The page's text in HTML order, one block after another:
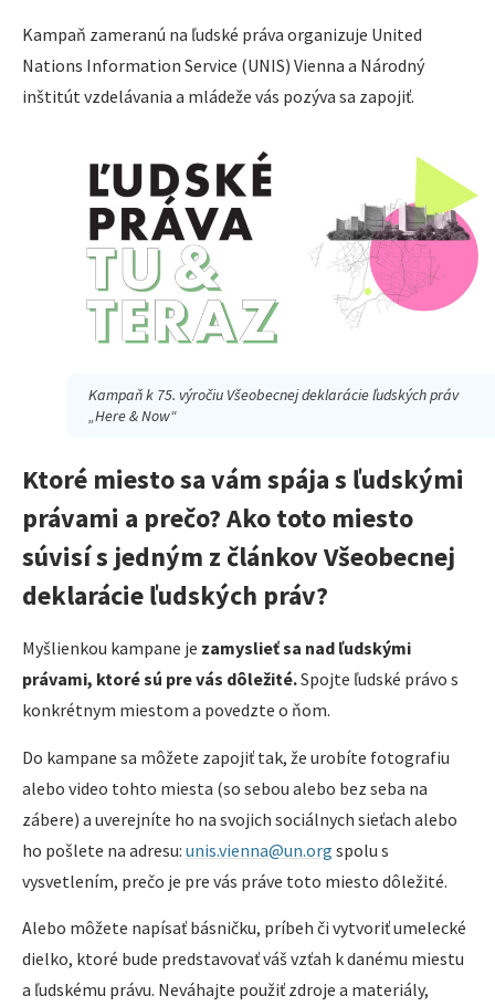
Kampaň zameranú na ľudské práva organizuje United
Nations Information Service (UNIS) Vienna a Národný
inštitút vzdelávania a mládeže vás pozýva sa zapojiť.
Kampaň k 75. výročiu Všeobecnej deklarácie ľudských práv
„Here & Now“
Ktoré miesto sa vám spája s ľudskými
právami a prečo? Ako toto miesto
súvisí s jedným z článkov Všeobecnej
deklarácie ľudských práv?
Myšlienkou kampane je zamyslieť sa nad ľudskými
právami, ktoré sú pre vás dôležité.Spojte ľudské právo s
konkrétnym miestom a povedzte o ňom.
Do kampane sa môžete zapojiť tak, že urobíte fotografiu
alebo video tohto miesta (so sebou alebo bez seba na
zábere) a uverejníte ho na svojich sociálnych sieťach alebo
ho pošlete na adresu: unis.vienna@un.org spolu s
vysvetlením, prečo je pre vás práve toto miesto dôležité.
Alebo môžete napísať básničku, príbeh či vytvoriť umelecké
dielko, ktoré bude predstavovať váš vzťah k danému miestu
a ľudskému právu. Neváhajte použiť zdroje a materiály,